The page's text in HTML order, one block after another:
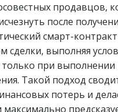
продавцов,
после
смарт-
сделки, выполняя
только при выполнении
Такой подход
потерь и
максимально